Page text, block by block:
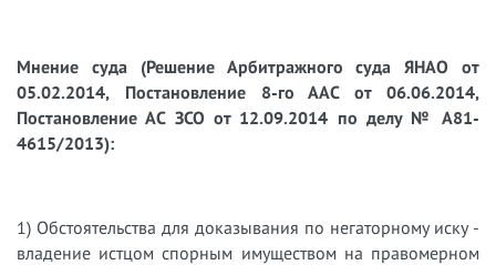
Мнение суда (Решение Арбитражного суда ЯНАО от
05.02.2014, Постановление 8-го ААС от 06.06.2014,
Постановление АС ЗСО от 12.09.2014 по делу № А81-
4615/2013):
1) Обстоятельства для доказывания по негаторному иску -
владение истцом спорным имуществом на правомерном